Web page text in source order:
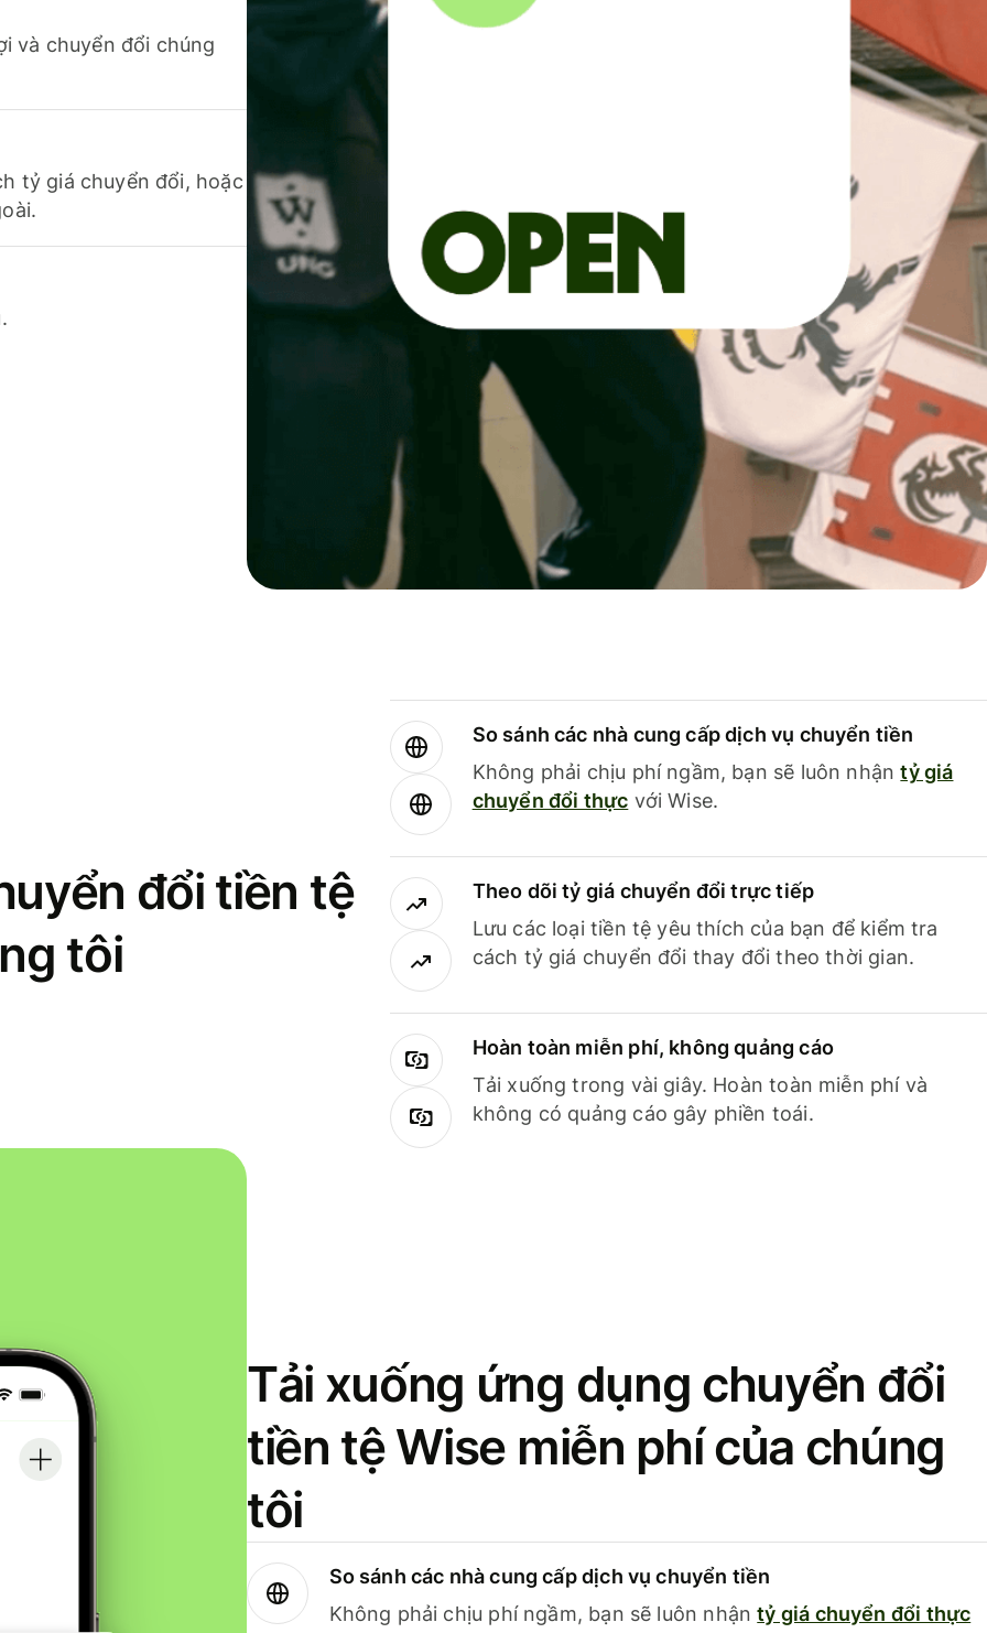
và chuyển đổi chúng
tỷ giá chuyển đổi, hoặc
đổi tiền tệ
tôi
So sánh các nhà cung cấp dịch vụ chuyển tiền
Không phải chịu phí ngầm, bạn sẽ luôn nhậntỷ giá
chuyển đổi thực với Wise.
Theo dõi tỷ giá chuyển đổi trực tiếp
Lưu các loại tiền tệ yêu thích của bạn để kiểm tra
cách tỷ giá chuyển đổi thay đổi theo thời gian.
Hoàn toàn miễn phí, không quảng cáo
Tải xuống trong vài giây. Hoàn toàn miễn phí và
không có quảng cáo gây phiền toái.
Tải xuống ứng dụng chuyển đổi
tiền tệ Wise miễn phí của chúng
tôi
So sánh các nhà cung cấp dịch vụ chuyển tiền
Không phải chịu phí ngầm, bạn sẽ luôn nhậntỷ giá chuyển đổi thực